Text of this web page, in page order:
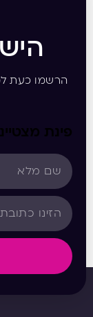
הרשמו כעת
פינת